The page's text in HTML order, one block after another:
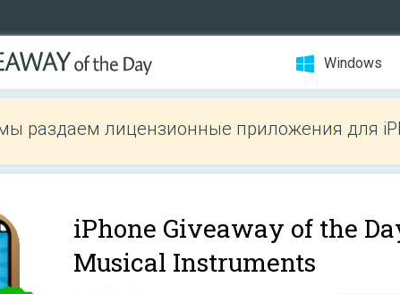
Windows
раздаем лицензионные приложения для
iPhone Giveaway of the
Musical Instruments